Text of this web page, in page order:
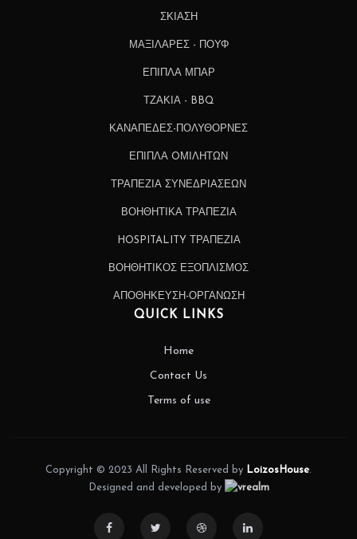
ΣΚΙΑΣΗ
ΜΑΞΙΛΑΡΕΣ - ΠΟΥΦ
ΕΠΙΠΛΑ ΜΠΑΡ
ΤΖΑΚΙΑ - BBQ
ΚΑΝΑΠΕΔΕΣ-ΠΟΛΥΘΟΡΝΕΣ
ΕΠΙΠΛΑ OΜΙΛΗΤΩΝ
ΤΡΑΠΕΖΙΑ ΣΥΝΕΔΡΙΑΣΕΩΝ
ΒΟΗΘΗΤΙΚΑ ΤΡΑΠΕΖΙΑ
HOSPITALITY ΤΡΑΠΕΖΙΑ
ΒΟΗΘΗΤΙΚΟΣ ΕΞΟΠΛΙΣΜΟΣ
ΑΠΟΘΗΚΕΥΣΗ-ΟΡΓΑΝΩΣΗ
QUICK LINKS
Home
Contact Us
Terms of use
Copyright © 2023 All Rights Reserved by LoizosHouse.
Designed and developed by